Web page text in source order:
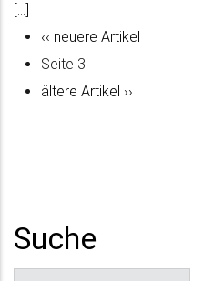
[...]
Vorherige
Seite
‹‹ neuere Artikel
Seite 3
Nächste
ältere Artikel ››
Suche